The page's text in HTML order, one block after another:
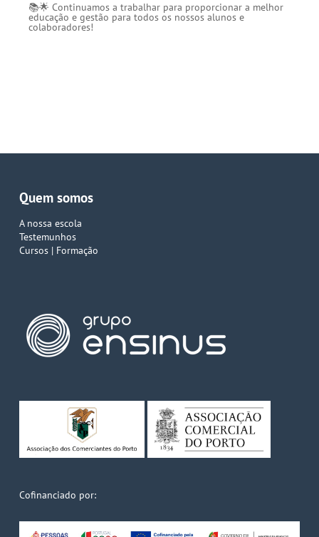
📚🌟 Continuamos a trabalhar para proporcionar a melhor
educação e gestão para todos os nossos alunos e
colaboradores!
Quem somos
A nossa escola
Testemunhos
Cursos | Formação
Cofinanciado por: